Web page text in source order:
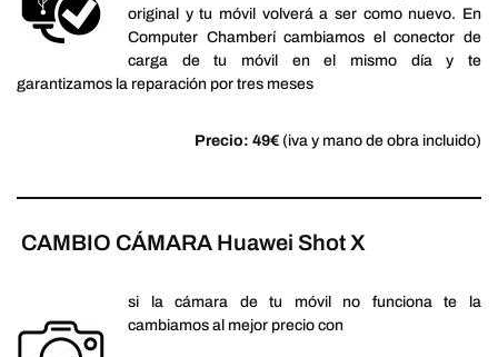
original y tu móvil volverá a ser como nuevo. En
Computer Chamberí cambiamos el conector de
carga de tu móvil en el mismo día y te
garantizamos la reparación por tres meses
Precio: 49€ (iva y mano de obra incluido)
CAMBIO CÁMARA Huawei Shot X
si la cámara de tu móvil no funciona te la
cambiamos al mejor precio con